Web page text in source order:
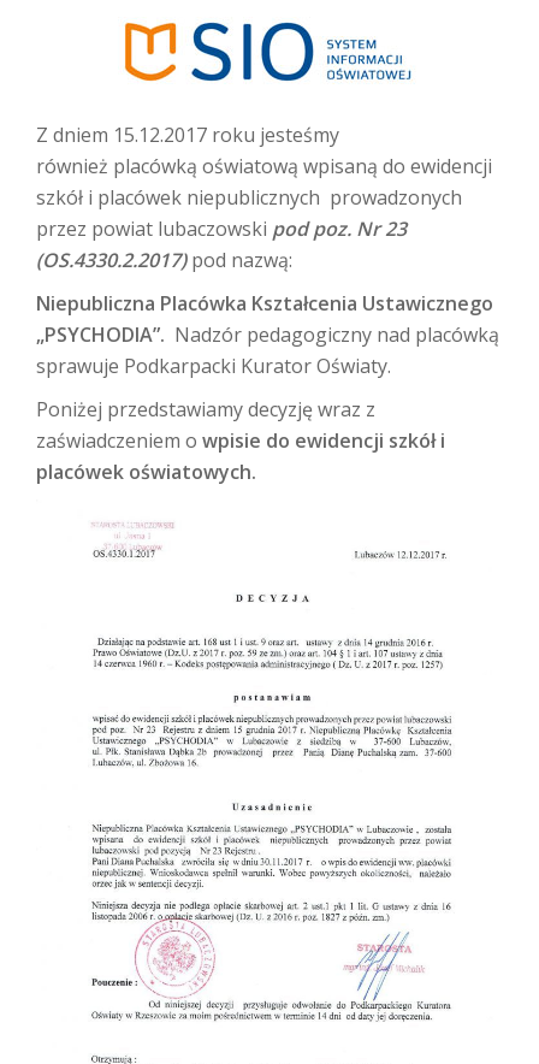
Z dniem 15.12.2017 roku jesteśmy
również placówką oświatową wpisaną do ewidencji
szkół i placówek niepublicznych prowadzonych
przez powiat lubaczowski pod poz. Nr 23
(OS.4330.2.2017)pod nazwą:
Niepubliczna Placówka Kształcenia Ustawicznego
„PSYCHODIA”. Nadzór pedagogiczny nad placówką
sprawuje Podkarpacki Kurator Oświaty.
Poniżej przedstawiamy decyzję wraz z
zaświadczeniem o wpisie do ewidencji szkół i
placówek oświatowych.